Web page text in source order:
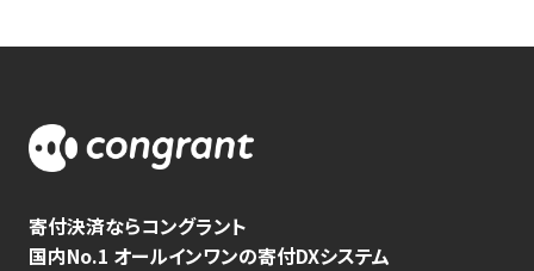
寄付決済ならコングラント
国内No.1 オールインワンの寄付DXシステム